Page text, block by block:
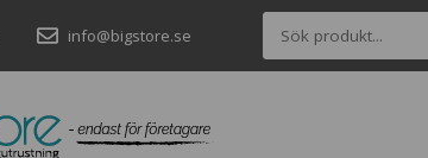
info@bigstore.se